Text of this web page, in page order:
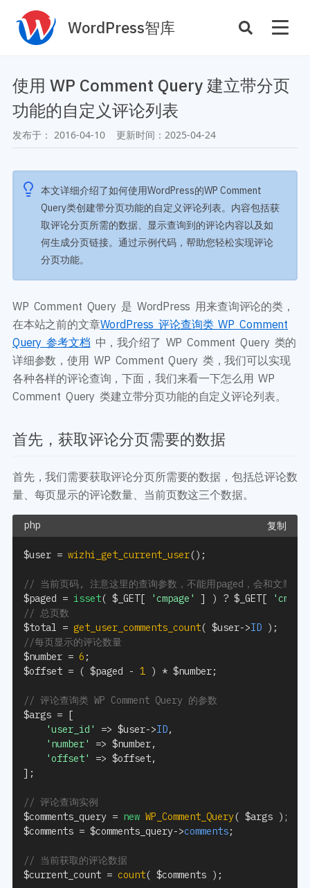
WordPress智库
主机托管 性能优化
SEO与全站运营
案例
主题案例
插件案例
商店
插件商店
资源
主题推荐
插件推荐
开发手册
插件开发手册
开发教程
主题开发分享
后台开发定制
前端开发技巧
开发文档手册
网站管理运营
技术专题
安全增强
性能优化
WordPress数据库
WooCommerce开发
使用 WP Comment Query 建立带分页
功能的自定义评论列表
发布于： 2016-04-10 更新时间： 2025-04-24
本文详细介绍了如何使用WordPress的WP Comment
Query类创建带分页功能的自定义评论列表。内容包括获
取评论分页所需的数据、显示查询到的评论内容以及如
何生成分页链接。通过示例代码，帮助您轻松实现评论
分页功能。
WP Comment Query 是 WordPress 用来查询评论的类，
在本站之前的文章WordPress 评论查询类 WP Comment
Query 参考文档 中，我介绍了 WP Comment Query 类的
详细参数，使用 WP Comment Query 类，我们可以实现
各种各样的评论查询，下面，我们来看一下怎么用 WP
Comment Query 类建立带分页功能的自定义评论列表。
首先，获取评论分页需要的数据
首先，我们需要获取评论分页所需要的数据，包括总评论数
量、每页显示的评论数量、当前页数这三个数据。
复制
$user = wizhi_get_current_user() ;
// 当前页码, 注意这里的查询参数，不能用paged，会和文章的
$paged = isset( $_GET[ 'cmpage' ] ) ? $_GET[
// 总页数
$total = get_user_comments_count( $user->ID ) ;
//每页显示的评论数量
$number = 6 ;
$offset = ( $paged - 1 ) * $number;
// 评论查询类 WP Comment Query 的参数
$args = [
'user_id'
=> $user->ID,
'number'
=> $number,
'offset'
=> $offset,
] ;
// 评论查询实例
$comments_query = new WP_Comment_Query( $args ) ;
$comments = $comments_query->comments;
// 当前获取的评论数据
$current_count = count( $comments ) ;